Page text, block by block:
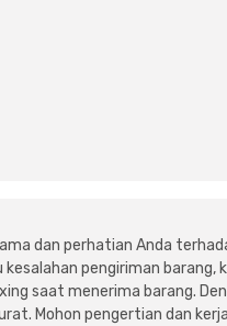
dan perhatian Anda
pengiriman
saat menerima barang.
Mohon pengertian dan